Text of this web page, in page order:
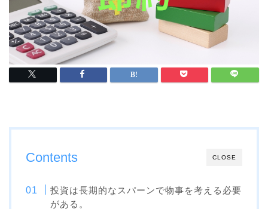
CLOSE
Contents
投資は長期的なスパーンで物事を考える必要
がある。